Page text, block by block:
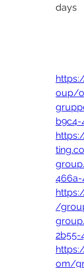
days
oup/
466a-
/
2b55-
om/